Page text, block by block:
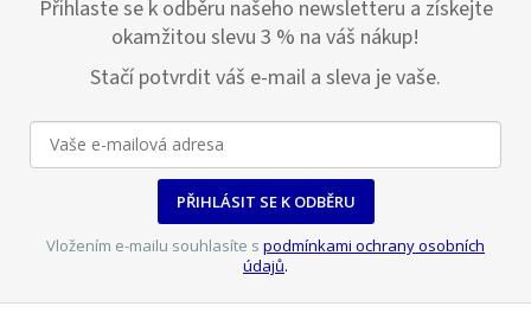
Přihlaste se k odběru našeho newsletteru a získejte
okamžitou slevu 3 % na váš nákup!
Stačí potvrdit váš e-mail a sleva je vaše.
PŘIHLÁSIT SE K ODBĚRU
Vložením e-mailu souhlasíte s podmínkami ochrany osobních
údajů.